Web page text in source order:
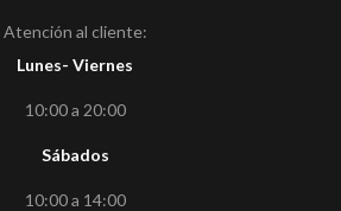
Atención al cliente:
Lunes- Viernes
10:00 a 20:00
Sábados
10:00 a 14:00